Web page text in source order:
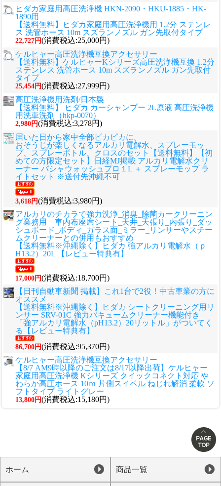
ヒダカ家庭用高圧洗浄機 HKN-2090・HKU-1885・HK-
1890用
【送料無料】ヒダカ家庭用高圧洗浄機用 1.2分 ステンレ
ス 洗管ホース 10m スズランノズル ガン先取付タイプ
22,727円(消費税込:25,000円)
ケルヒャー高圧洗浄機互換アクセサリー
【送料無料】ケルヒャーKシリーズ高圧洗浄機互換 1.2分
ステンレス 洗管ホース 10m スズランノズル ガン先取付
タイプ
25,454円(消費税込:27,999円)
高圧洗浄機用洗剤/日本製
【送料無料】 ヒダカ カーシャンプー 2L原液 高圧洗浄機
用洗車洗剤（hkp-0070）
2,980円(消費税込:3,278円)
届いた日から家中全部ピカピカに。
おそうじが楽しくなるアルカリ電解水、スプレーモッ
プ、スプレーボトル、クロスのセット
【送料無料】【初
めての方限定セット】日経MJ掲載 アルカリ電解水クリ
ーナー パシャウォッシュプロ１L ＋ スプレーモップ ラ
イトセット ※送付先沖縄不可
3,618円(消費税込:3,980円)
アルカリのチカラで強力洗浄_消臭_除菌カークリーニン
グ業務用 車内布座席シート_天井_天張り_内張り_ダッ
シュボード_ボディ_ガラス面_ミラー_リンサーやスチー
ムクリーナーとの併用もおすすめ
【送料無料※沖縄除く】ヒダカ 強アルカリ電解水（ｐ
H13.2）20L 【レビュー特典有】
17,000円(消費税込:18,700円)
【日刊自動車新聞 掲載】これ1台で2役！中古車業の方に
オススメ
【送料無料※沖縄除く】ヒダカ シートクリーニング用リ
ンサー SRV-01C 強力バキュームクリーナー機能付き
「強アルカリ電解水（pH13.2）20リットル」がついてく
る【レビュー特典有】
86,700円(消費税込:95,370円)
ケルヒャー高圧洗浄機互換アクセサリー
【8/7 AM9時以降のご注文は8/17以降出荷】ケルヒャー
家庭用高圧洗浄機 Kシリーズ クイックコネクト対応 や
わらか高圧ホース 10ｍ 片側スイベル ねじれ解消 柔軟 ソ
フトタイプ ライトグレー
13,800円(消費税込:15,180円)
ホーム 商品一覧